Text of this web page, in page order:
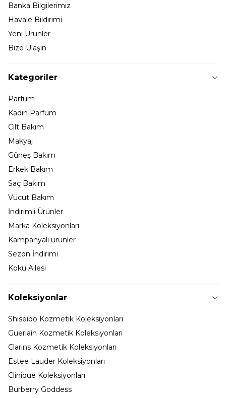
Banka Bilgilerimiz
Havale Bildirimi
Yeni Ürünler
Bize Ulaşın
Kategoriler
Parfüm
Kadın Parfüm
Cilt Bakım
Makyaj
Güneş Bakım
Erkek Bakım
Saç Bakım
Vücut Bakım
İndirimli Ürünler
Marka Koleksiyonları
Kampanyalı ürünler
Sezon İndirimi
Koku Ailesi
Koleksiyonlar
Shiseido Kozmetik Koleksiyonları
Guerlain Kozmetik Koleksiyonları
Clarins Kozmetik Koleksiyonları
Estee Lauder Koleksiyonları
Clinique Koleksiyonları
Burberry Goddess